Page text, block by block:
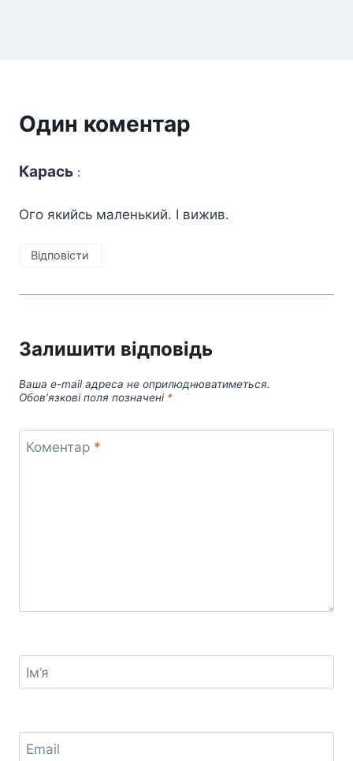
Один коментар
Карась :
Ого якийсь маленький. І вижив.
Відповіcти
Залишити відповідь
Ваша e-mail адреса не оприлюднюватиметься.
Обов’язкові поля позначені *
Коментар *
Ім’я
Email